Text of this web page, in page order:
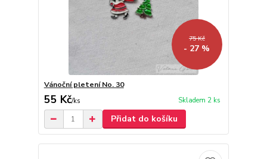
75 Kč
- 27 %
Vánoční pletení No. 30
55 Kč/ks Skladem 2 ks
Přidat do košíku